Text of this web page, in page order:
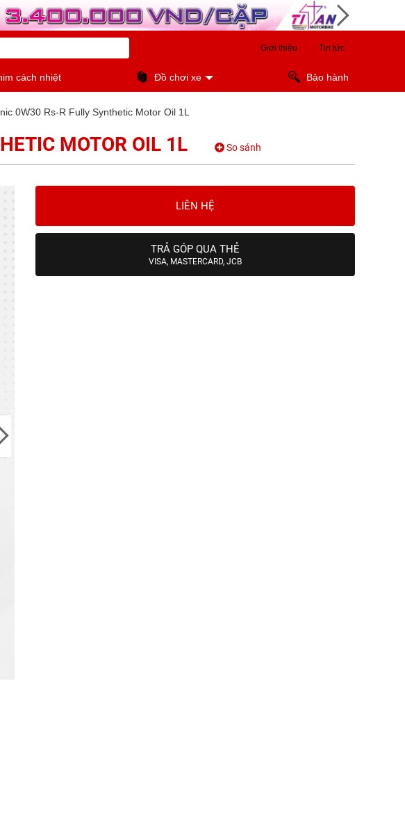
Giới thiệu Tin tức
cách nhiệt Đồ chơi xe Bảo hành
0W30 Rs-R Fully Synthetic Motor Oil 1L
MOTOR OIL 1L So sánh
LIÊN HỆ
TRẢ GÓP QUA THẺ
VISA, MASTERCARD, JCB